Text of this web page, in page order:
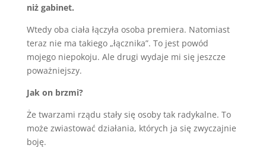
niż gabinet.
Wtedy oba ciała łączyła osoba premiera. Natomiast
teraz nie ma takiego „łącznika”. To jest powód
mojego niepokoju. Ale drugi wydaje mi się jeszcze
poważniejszy.
Jak on brzmi?
Że twarzami rządu stały się osoby tak radykalne. To
może zwiastować działania, których ja się zwyczajnie
boję.